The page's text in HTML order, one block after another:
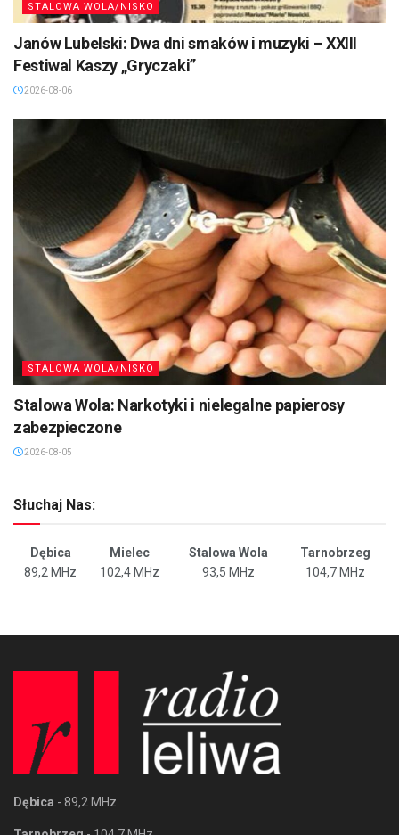
STALOWA WOLA/NISKO
Janów Lubelski: Dwa dni smaków i muzyki – XXIII
Festiwal Kaszy „Gryczaki”
2026-08-06
STALOWA WOLA/NISKO
Stalowa Wola: Narkotyki i nielegalne papierosy
zabezpieczone
2026-08-05
Słuchaj Nas:
Dębica Mielec Stalowa Wola
Tarnobrzeg
89,2 MHz
102,4 MHz 93,5 MHz 104,7 MHz
Dębica - 89,2 MHz